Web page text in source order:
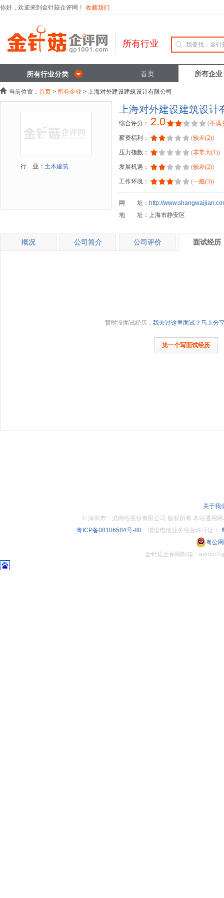
你好，欢迎来到金针菇企评网！ 收藏我们
所有行业
所有行业分类 首页 所有企业
当前位置： 首页 > 所有企业 > 上海对外建设建筑设计有限公司
行 业： 土木建筑
上海对外建设建筑设计
综合评分： 2.0 (不满
薪资福利： (较差(2))
压力指数： (非常大(1))
发展机遇： (较差(2))
工作环境： (一般(3))
网 址： http://
地 址：上海市静安区
概况 公司简介 公司评价 面试经历
暂时没面试经历， 我去过这里面试？马上分
第一个写面试经历
关于我
© 深圳市一览网络股份有限公司 版权所有 本站通
粤ICP备08106584号-80增值电信业务经营许可证：
粤公
金针菇企评网邮箱：